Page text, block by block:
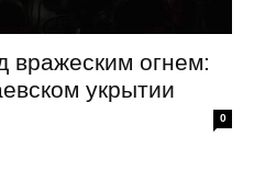
вражеским огнем:
укрытии
0